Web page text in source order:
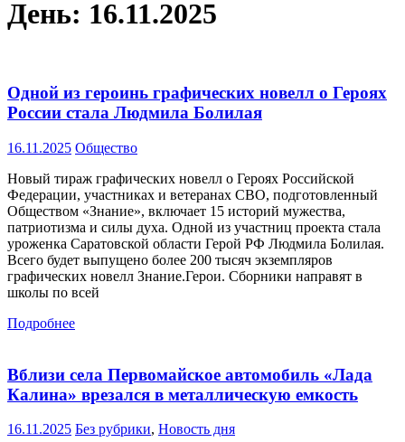
День: 16.11.2025
Одной из героинь графических новелл о Героях
России стала Людмила Болилая
16.11.2025 Общество
Новый тираж графических новелл о Героях Российской
Федерации, участниках и ветеранах СВО, подготовленный
Обществом «Знание», включает 15 историй мужества,
патриотизма и силы духа. Одной из участниц проекта стала
уроженка Саратовской области Герой РФ Людмила Болилая.
Всего будет выпущено более 200 тысяч экземпляров
графических новелл Знание.Герои. Сборники направят в
школы по всей
Подробнее
Вблизи села Первомайское автомобиль «Лада
Калина» врезался в металлическую емкость
16.11.2025 Без рубрики, Новость дня